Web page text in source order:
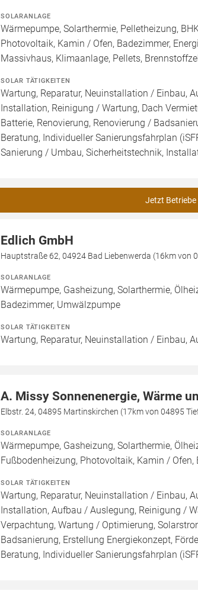
SOLARANLAGE
Wärmepumpe, Solarthermie, Pelletheizung,
Photovoltaik, Kamin / Ofen, Badezimmer,
Massivhaus, Klimaanlage, Pellets,
SOLAR TÄTIGKEITEN
Wartung, Reparatur, Neuinstallation / Einbau,
Installation, Reinigung / Wartung, Dach
Batterie, Renovierung, Renovierung /
Beratung, Individueller Sanierungsfahrplan
Sanierung / Umbau, Sicherheitstechnik,
Jetzt
Edlich GmbH
Hauptstraße 62, 04924 Bad Liebenwerda (16km von
SOLARANLAGE
Wärmepumpe, Gasheizung, Solarthermie,
Badezimmer, Umwälzpumpe
SOLAR TÄTIGKEITEN
Wartung, Reparatur, Neuinstallation / Einbau,
A. Missy Sonnenenergie, Wärme
Elbstr. 24, 04895 Martinskirchen (17km von 04895
SOLARANLAGE
Wärmepumpe, Gasheizung, Solarthermie,
Fußbodenheizung, Photovoltaik, Kamin /
SOLAR TÄTIGKEITEN
Wartung, Reparatur, Neuinstallation / Einbau,
Installation, Aufbau / Auslegung, Reinigung /
Verpachtung, Wartung / Optimierung,
Badsanierung, Erstellung Energiekonzept,
Beratung, Individueller Sanierungsfahrplan